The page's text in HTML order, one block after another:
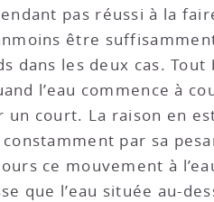
pas réussi à la
être
dans les deux cas.
l’eau commence
court. La raison en
par sa
ce mouvement à
que l’eau située au-